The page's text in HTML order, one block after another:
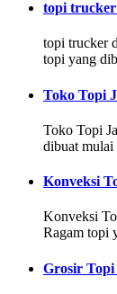
topi trucker
topi trucker
topi yang
Toko Topi
Toko Topi
dibuat
Konveksi
Konveksi
Ragam topi
Grosir Topi